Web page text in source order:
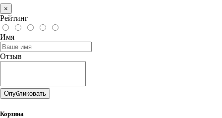
×
Рейтинг
Имя
Отзыв
Опубликовать
Корзина